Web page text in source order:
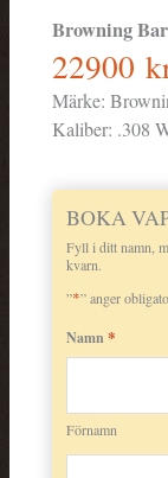
Browning
22900
Märke:
Kaliber: .308
BOKA
Fyll i ditt namn,
kvarn.
”*” anger
Namn *
Förnamn